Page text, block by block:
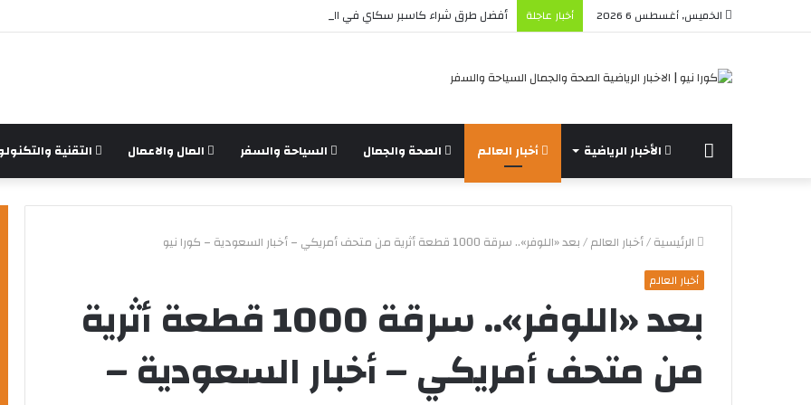
الخميس, أغسطس 6 2026 أخبار عاجلة أفضل طرق شراء كاسبر سكاي في السعودية بأمان
الرئيسة الأخبار الرياضية أخبار العالم الصحة والجمال السياحة والسفر المال والاعمال التقنية
الرئيسية/أخبار العالم/بعد «اللوفر».. سرقة 1000 قطعة أثرية من متحف أمريكي – أخبار السعودية – كورا نيو
أخبار العالم
بعد «اللوفر».. سرقة 1000 قطعة أثرية
من متحف أمريكي – أخبار السعودية –